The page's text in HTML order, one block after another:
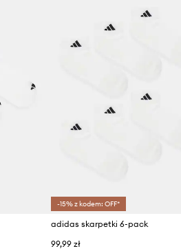
-15% z kodem: OFF*
adidas skarpetki 6-pack
99,99 zł